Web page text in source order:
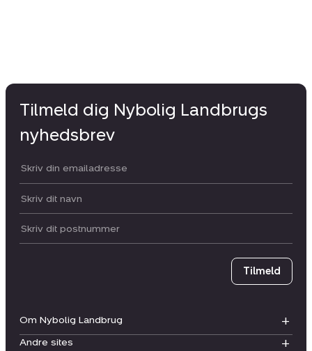
Om Nybolig Landbrug
Andre sites
Tilmeld dig Nybolig Landbrugs
nyhedsbrev
Din email:
Dit navn:
Postnummer
Tilmeld